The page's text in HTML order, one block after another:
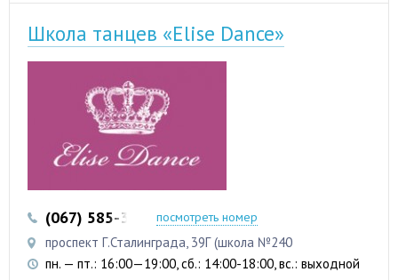
Школа танцев «Elise Dance»
(067) 585-31-31посмотреть номер
проспект Г.Сталинграда, 39Г (школа №240
пн. — пт.: 16:00—19:00, сб.: 14:00-18:00, вс.: выходной